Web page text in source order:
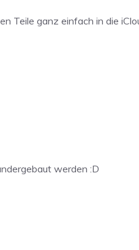
Teile ganz einfach in die
werden :D